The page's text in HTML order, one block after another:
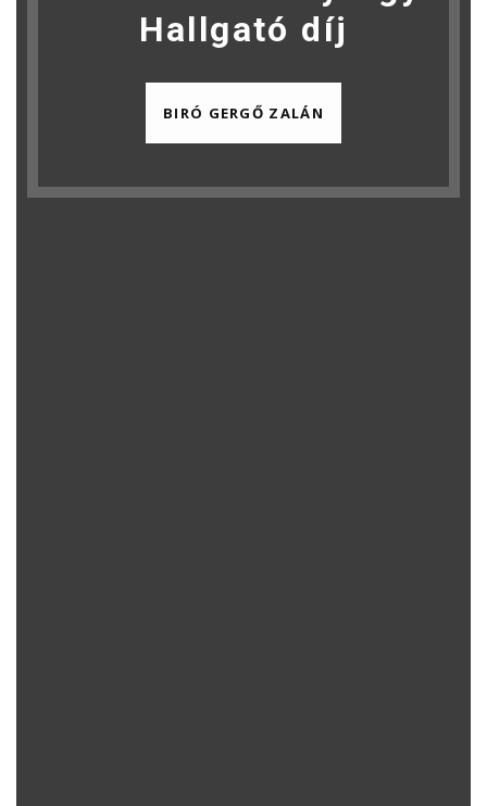
Hallgató díj
BIRÓ GERGŐ ZALÁN